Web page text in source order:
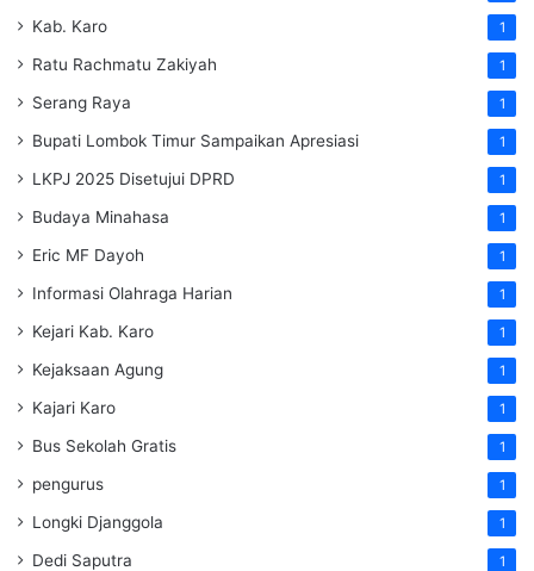
Kab. Karo 1
Ratu Rachmatu Zakiyah 1
Serang Raya 1
Bupati Lombok Timur Sampaikan Apresiasi 1
LKPJ 2025 Disetujui DPRD 1
Budaya Minahasa 1
Eric MF Dayoh 1
Informasi Olahraga Harian 1
Kejari Kab. Karo 1
Kejaksaan Agung 1
Kajari Karo 1
Bus Sekolah Gratis 1
pengurus 1
Longki Djanggola 1
Dedi Saputra 1